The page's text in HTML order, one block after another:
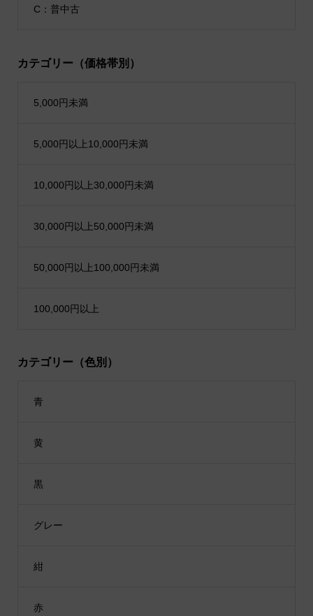
C：普中古
カテゴリー（価格帯別）
5,000円未満
5,000円以上10,000円未満
10,000円以上30,000円未満
30,000円以上50,000円未満
50,000円以上100,000円未満
100,000円以上
カテゴリー（色別）
青
黄
黒
グレー
紺
赤